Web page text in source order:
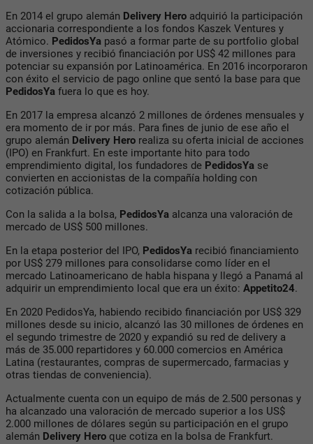
En 2014 el grupo alemán Delivery Hero adquirió la participación
accionaria correspondiente a los fondos Kaszek Ventures y
Atómico. PedidosYa pasó a formar parte de su portfolio global
de inversiones y recibió financiación por US$ 42 millones para
potenciar su expansión por Latinoamérica. En 2016 incorporaron
con éxito el servicio de pago online que sentó la base para que
PedidosYa fuera lo que es hoy.
En 2017 la empresa alcanzó 2 millones de órdenes mensuales y
era momento de ir por más. Para fines de junio de ese año el
grupo alemán Delivery Hero realiza su oferta inicial de acciones
(IPO) en Frankfurt. En este importante hito para todo
emprendimiento digital, los fundadores de PedidosYa se
convierten en accionistas de la compañía holding con
cotización pública.
Con la salida a la bolsa, PedidosYa alcanza una valoración de
mercado de US$ 500 millones.
En la etapa posterior del IPO, PedidosYa recibió financiamiento
por US$ 279 millones para consolidarse como líder en el
mercado Latinoamericano de habla hispana y llegó a Panamá al
adquirir un emprendimiento local que era un éxito: Appetito24.
En 2020 PedidosYa, habiendo recibido financiación por US$ 329
millones desde su inicio, alcanzó las 30 millones de órdenes en
el segundo trimestre de 2020 y expandió su red de delivery a
más de 35.000 repartidores y 60.000 comercios en América
Latina (restaurantes, compras de supermercado, farmacias y
otras tiendas de conveniencia).
Actualmente cuenta con un equipo de más de 2.500 personas y
ha alcanzado una valoración de mercado superior a los US$
2.000 millones de dólares según su participación en el grupo
alemán Delivery Hero que cotiza en la bolsa de Frankfurt.